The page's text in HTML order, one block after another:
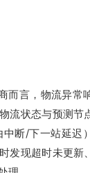
而言，物流异常
流状态与预测节
断/下一站延迟
发现超时未更新